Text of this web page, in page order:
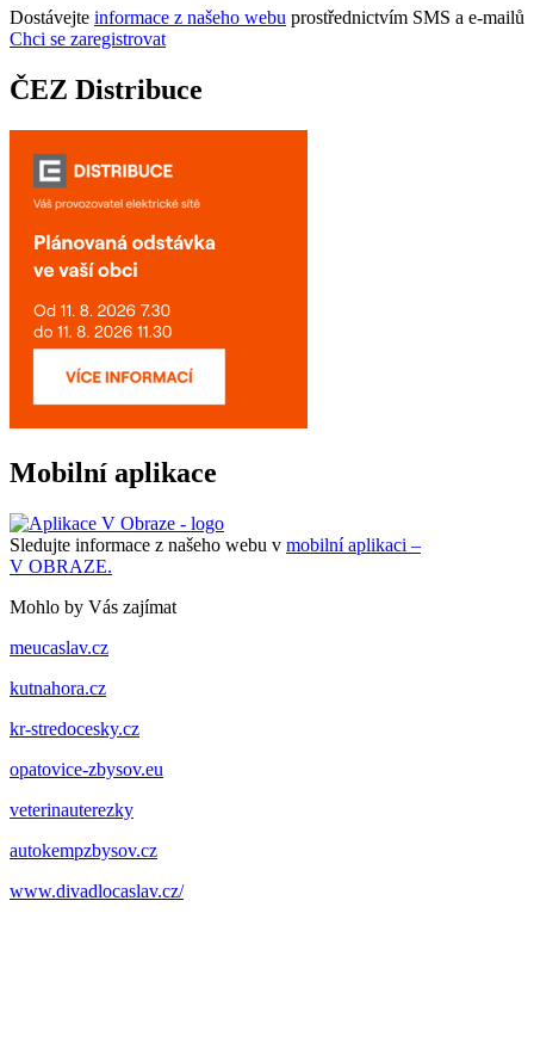
Dostávejte informace z našeho webu prostřednictvím SMS a e-mailů
Chci se zaregistrovat
ČEZ Distribuce
Mobilní aplikace
Sledujte informace z našeho webu v mobilní aplikaci –
V OBRAZE.
Mohlo by Vás zajímat
meucaslav.cz
kutnahora.cz
kr-stredocesky.cz
opatovice-zbysov.eu
veterinauterezky
autokempzbysov.cz
www.divadlocaslav.cz/